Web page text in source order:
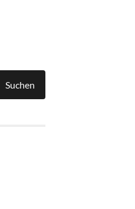
Suchen